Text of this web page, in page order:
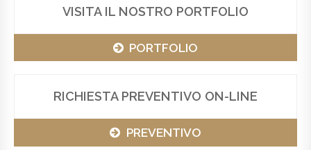
VISITA IL NOSTRO PORTFOLIO
PORTFOLIO
RICHIESTA PREVENTIVO ON-LINE
PREVENTIVO